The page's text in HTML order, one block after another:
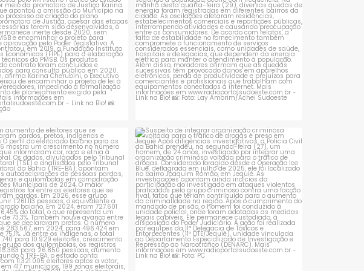
aumento de eleitores que se
autodeclaram...
1 0
Suspeito de integrar organização criminosa
voltada...
1 0